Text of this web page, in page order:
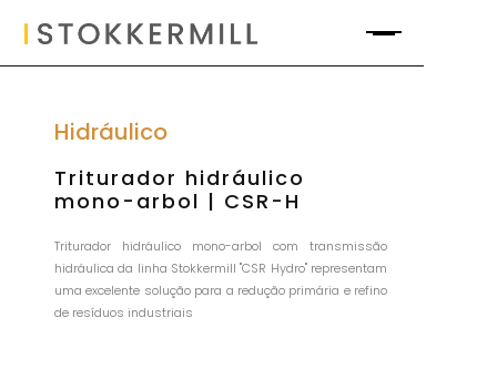
Hidráulico
Triturador hidráulico
mono-arbol | CSR-H
Triturador hidráulico mono-arbol com transmissão
hidráulica da linha Stokkermill "CSR Hydro" representam
uma excelente solução para a redução primária e refino
de resíduos industriais